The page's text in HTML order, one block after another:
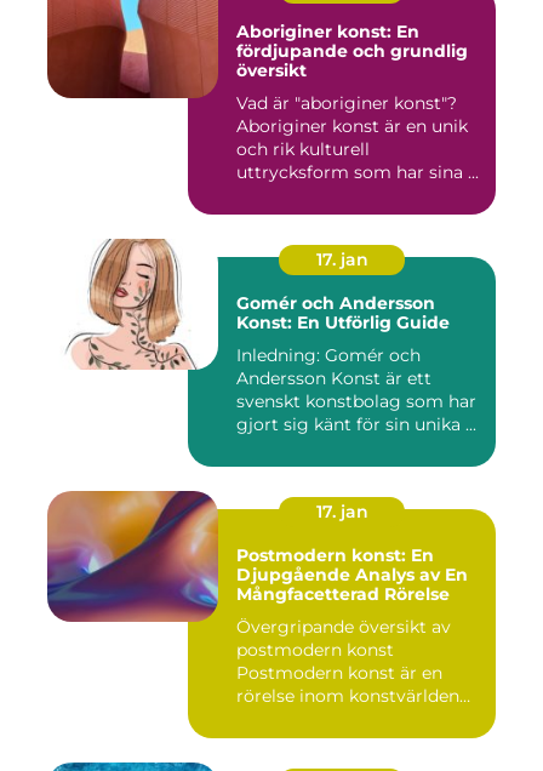
Aboriginer konst: En
fördjupande och grundlig
översikt
Vad är "aboriginer konst"?
Aboriginer konst är en unik
och rik kulturell
uttrycksform som har sina ...
17. jan
Gomér och Andersson
Konst: En Utförlig Guide
Inledning: Gomér och
Andersson Konst är ett
svenskt konstbolag som har
gjort sig känt för sin unika ...
17. jan
Postmodern konst: En
Djupgående Analys av En
Mångfacetterad Rörelse
Övergripande översikt av
postmodern konst
Postmodern konst är en
rörelse inom konstvärlden